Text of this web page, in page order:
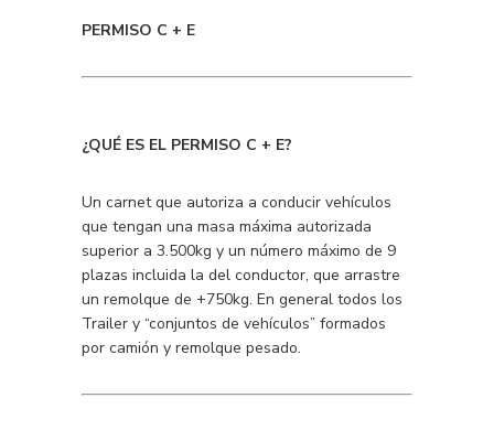
PERMISO C + E
¿QUÉ ES EL PERMISO C + E?
Un carnet que autoriza a conducir vehículos
que tengan una masa máxima autorizada
superior a 3.500kg y un número máximo de 9
plazas incluida la del conductor, que arrastre
un remolque de +750kg. En general todos los
Trailer y “conjuntos de vehículos” formados
por camión y remolque pesado.